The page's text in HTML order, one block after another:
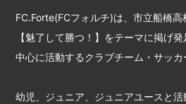
FC.Forte(FCフォルチ)は、市立船橋
【魅了して勝つ！】をテーマに掲げ
中心に活動するクラブチーム・サッカ
幼児、ジュニア、ジュニアユースと